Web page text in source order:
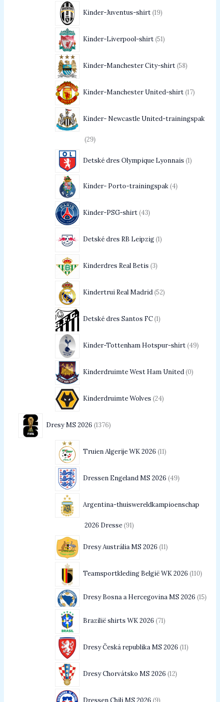
Kinder-Juventus-shirt 19
Kinder-Liverpool-shirt 51
Kinder-Manchester City-shirt 58
Kinder-Manchester United-shirt 17
Kinder- Newcastle United-trainingspak
29
Detské dres Olympique Lyonnais 1
Kinder- Porto-trainingspak 4
Kinder-PSG-shirt 43
Detské dres RB Leipzig 1
Kinderdres Real Betis 3
Kindertrui Real Madrid 52
Detské dres Santos FC 1
Kinder-Tottenham Hotspur-shirt 49
Kinderdruimte West Ham United 0
Kinderdruimte Wolves 24
Dresy MS 2026 1376
Truien Algerije WK 2026 11
Dressen Engeland MS 2026 49
Argentina-thuiswereldkampioenschap
2026 Dresse 91
Dresy Austrália MS 2026 11
Teamsportkleding België WK 2026 110
Dresy Bosna a Hercegovina MS 2026 15
Brazilië shirts WK 2026 71
Dresy Česká republika MS 2026 11
Dresy Chorvátsko MS 2026 12
Dressen Chili MS 2026 9